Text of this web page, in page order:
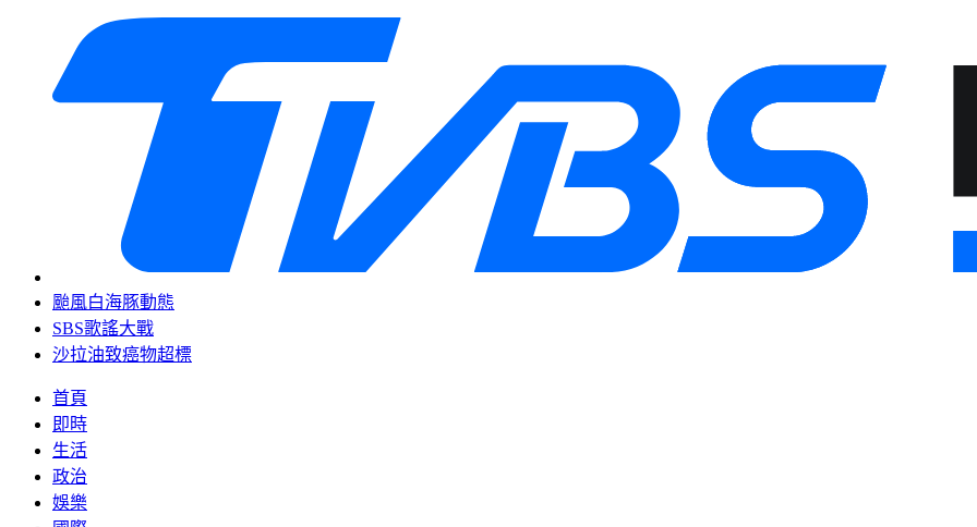
颱風白海豚動態
SBS歌謠大戰
沙拉油致癌物超標
首頁
即時
生活
政治
娛樂